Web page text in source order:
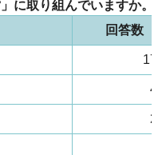
に取り組んでいますか。
回答数